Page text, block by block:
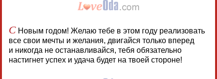
СНовым годом! Желаю тебе в этом году реализовать
все свои мечты и желания, двигайся только вперед
и никогда не останавливайся, тебя обязательно
настигнет успех и удача будет на твоей стороне!